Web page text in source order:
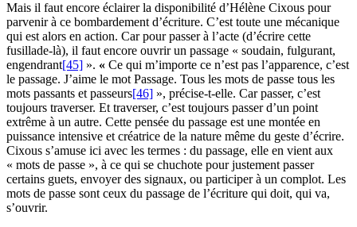
Mais il faut encore éclairer la disponibilité d’Hélène Cixous pour
parvenir à ce bombardement d’écriture. C’est toute une mécanique
qui est alors en action. Car pour passer à l’acte (d’écrire cette
fusillade-là), il faut encore ouvrir un passage « soudain, fulgurant,
engendrant[45] ». « Ce qui m’importe ce n’est pas l’apparence, c’est
le passage. J’aime le mot Passage. Tous les mots de passe tous les
mots passants et passeurs[46] », précise-t-elle. Car passer, c’est
toujours traverser. Et traverser, c’est toujours passer d’un point
extrême à un autre. Cette pensée du passage est une montée en
puissance intensive et créatrice de la nature même du geste d’écrire.
Cixous s’amuse ici avec les termes : du passage, elle en vient aux
« mots de passe », à ce qui se chuchote pour justement passer
certains guets, envoyer des signaux, ou participer à un complot. Les
mots de passe sont ceux du passage de l’écriture qui doit, qui va,
s’ouvrir.